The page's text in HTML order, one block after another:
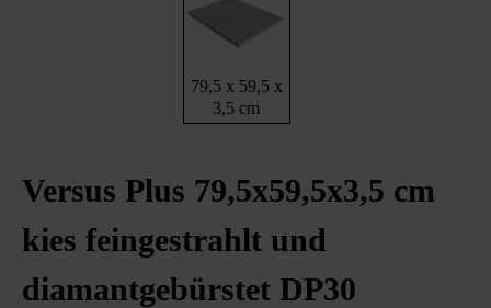
79,5 x 59,5 x
3,5 cm
Versus Plus 79,5x59,5x3,5 cm
kies feingestrahlt und
diamantgebürstet DP30